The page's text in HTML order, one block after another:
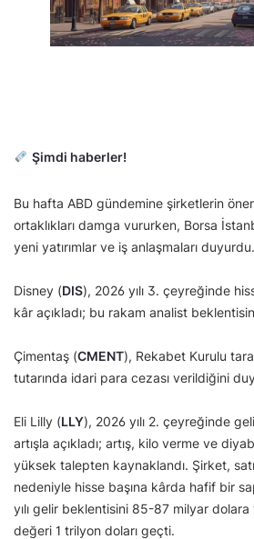
Şimdi haberler!
Bu hafta ABD gündemine şirketlerin
ortaklıkları damga vururken, Borsa
yeni yatırımlar ve iş anlaşmaları duyurdu.
Disney (DIS), 2026 yılı 3. çeyreğinde
kâr açıkladı; bu rakam analist
Çimentaş (CMENT), Rekabet Kurulu
tutarında idari para cezası verildiğini
Eli Lilly (LLY), 2026 yılı 2. çeyreğinde
artışla açıkladı; artış, kilo verme ve
yüksek talepten kaynaklandı. Şirket,
nedeniyle hisse başına kârda hafif bir
yılı gelir beklentisini 85-87 milyar
değeri 1 trilyon doları geçti.